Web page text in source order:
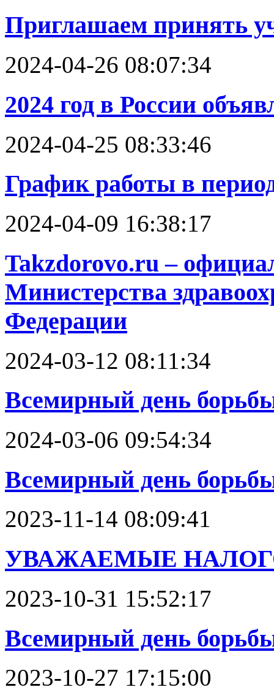
Приглашаем принять
2024-04-26 08:07:34
2024 год в России
2024-04-25 08:33:46
График работы в
2024-04-09 16:38:17
Takzdorovo.ru –
Министерства
Федерации
2024-03-12 08:11:34
Всемирный день борьбы
2024-03-06 09:54:34
Всемирный день
2023-11-14 08:09:41
УВАЖАЕМЫЕ
2023-10-31 15:52:17
Всемирный день
2023-10-27 17:15:00